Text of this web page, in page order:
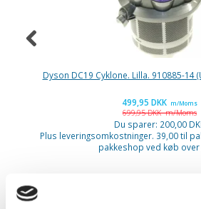
Dyson DC19 Cyklone. Lilla. 910885-14
499,95 DKK m/Moms
699,95 DKKm/Moms
Du sparer: 200,00
Plus leveringsomkostninger. 39,00 til
pakkeshop ved køb over